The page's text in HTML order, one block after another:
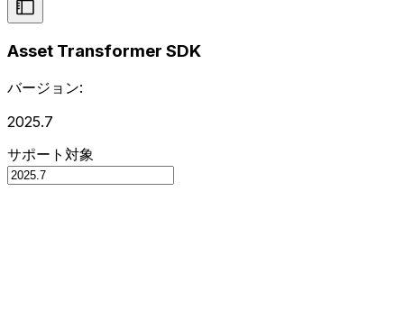
Asset Transformer SDK
バージョン:
2025.7
サポート対象